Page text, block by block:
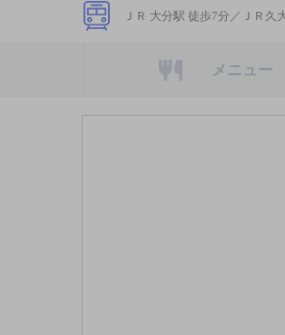
ＪＲ 大分駅 徒歩7分／ＪＲ久
メニュー